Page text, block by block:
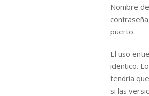
Nombre
puerto.
El uso
idéntico.
tendría
si las